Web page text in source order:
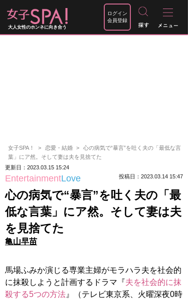
大人女性のホンネに向き合う
ログイン
会員登録
女子SPA！ 恋愛・結婚
心の病気で“暴言”を吐く夫の「最低な言
葉」にア然。そして妻は夫を見捨てた
更新日：2023.03.15 15:24
EntertainmentLove 投稿日：2023.03.14 15:47
心の病気で“暴言”を吐く夫の「最
低な言葉」にア然。そして妻は夫
を見捨てた
亀山早苗
馬場ふみか演じる専業主婦がモラハラ夫を社会的
に抹殺しようと計画するドラマ『夫を社会的に抹
殺する5つの方法 』（テレビ東京系、火曜深夜0時